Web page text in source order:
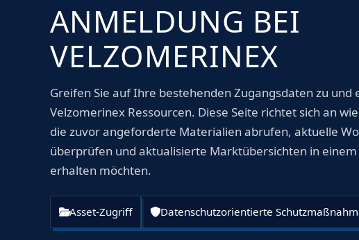
ANMELDUNG BEI
VELZOMERINEX
Greifen Sie auf Ihre bestehenden Zugangsdaten zu und
Velzomerinex Ressourcen. Diese Seite richtet sich an
die zuvor angeforderte Materialien abrufen, aktuelle
überprüfen und aktualisierte Marktübersichten in
erhalten möchten.
Asset-Zugriff Datenschutzorientierte